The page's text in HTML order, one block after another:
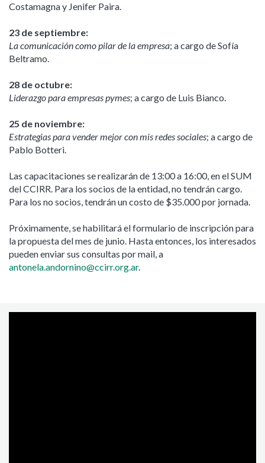
Costamagna y Jenifer Paira.
23 de septiembre:
La comunicación como pilar de la empresa; a cargo de Sofía
Beltramo.
28 de octubre:
Liderazgo para empresas pymes; a cargo de Luis Bianco.
25 de noviembre:
Estrategias para vender mejor con mis redes sociales; a cargo de
Pablo Botteri.
Las capacitaciones se realizarán de 13:00 a 16:00, en el SUM
del CCIRR. Para los socios de la entidad, no tendrán cargo.
Para los no socios, tendrán un costo de $35.000 por jornada.
Próximamente, se habilitará el formulario de inscripción para
la propuesta del mes de junio. Hasta entonces, los interesados
pueden enviar sus consultas por mail, a
antonela.andornino@ccirr.org.ar.